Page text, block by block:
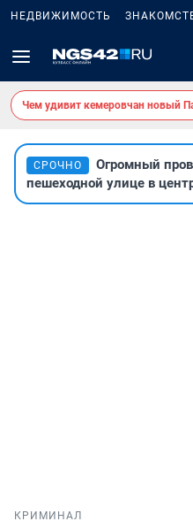
НЕДВИЖИМОСТЬ
Чем удивит кемеровчан новый
СРОЧНО
Огромный
пешеходной улице в
КРИМИНАЛ